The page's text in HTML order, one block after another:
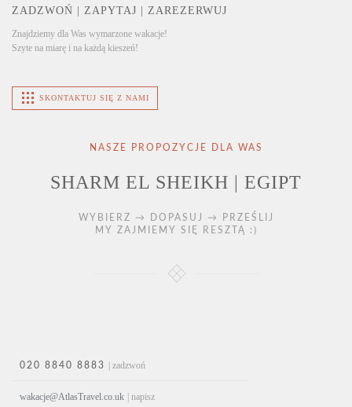
ZADZWOŃ | ZAPYTAJ | ZAREZERWUJ
Znajdziemy dla Was wymarzone wakacje!
Szyte na miarę i na każdą kieszeń!
SKONTAKTUJ SIĘ Z NAMI
NASZE PROPOZYCJE DLA WAS
SHARM EL SHEIKH | EGIPT
WYBIERZ → DOPASUJ → PRZEŚLIJ
MY ZAJMIEMY SIĘ RESZTĄ :)
020 8840 8883 | zadzwoń
wakacje@AtlasTravel.co.uk | napisz